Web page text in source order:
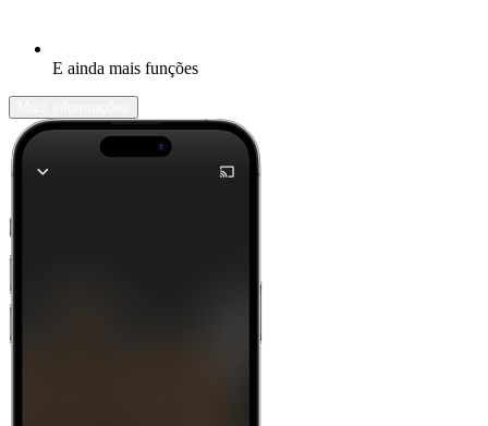
E ainda mais funções